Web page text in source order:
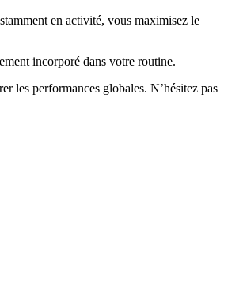
en activité, vous maximisez le
incorporé dans votre routine.
les performances globales. N’hésitez pas